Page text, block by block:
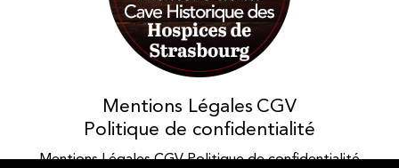
historiques des Hospices de
Strasbourg
Mentions Légales CGV
Politique de confidentialité
Mentions Légales CGV Politique de confidentialité